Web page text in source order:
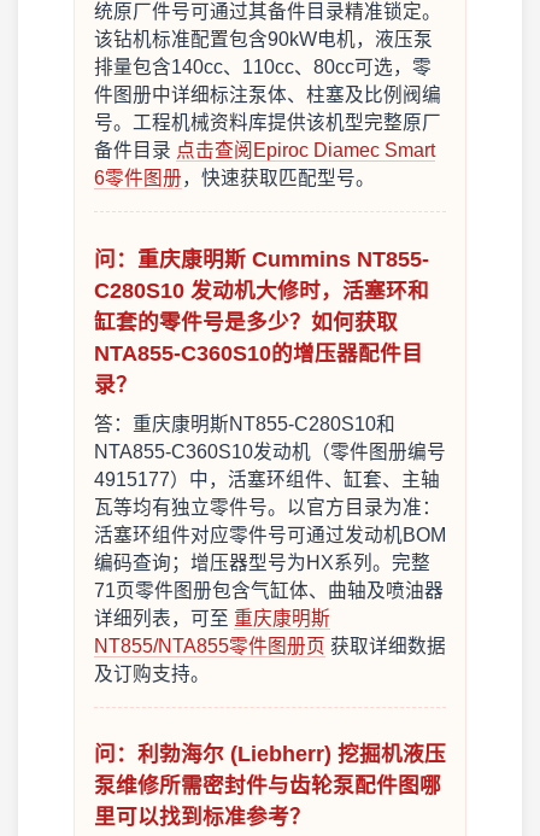
统原厂件号可通过其备件目录精准锁定。
该钻机标准配置包含90kW电机，液压泵
排量包含140cc、110cc、80cc可选，零
件图册中详细标注泵体、柱塞及比例阀编
号。工程机械资料库提供该机型完整原厂
备件目录 点击查阅Epiroc Diamec Smart
6零件图册，快速获取匹配型号。
问：重庆康明斯 Cummins NT855-
C280S10 发动机大修时，活塞环和
缸套的零件号是多少？如何获取
NTA855-C360S10的增压器配件目
录？
答：重庆康明斯NT855-C280S10和
NTA855-C360S10发动机（零件图册编号
4915177）中，活塞环组件、缸套、主轴
瓦等均有独立零件号。以官方目录为准：
活塞环组件对应零件号可通过发动机BOM
编码查询；增压器型号为HX系列。完整
71页零件图册包含气缸体、曲轴及喷油器
详细列表，可至 重庆康明斯
NT855/NTA855零件图册页 获取详细数据
及订购支持。
问：利勃海尔 (Liebherr) 挖掘机液压
泵维修所需密封件与齿轮泵配件图哪
里可以找到标准参考？